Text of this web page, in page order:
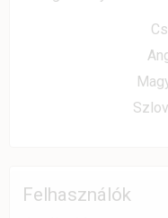
Felhasználók